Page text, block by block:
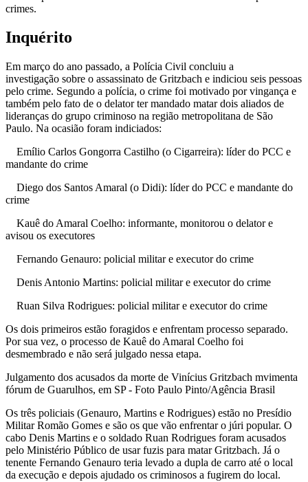
crimes.
Inquérito
Em março do ano passado, a Polícia Civil concluiu a
investigação sobre o assassinato de Gritzbach e indiciou seis pessoas
pelo crime. Segundo a polícia, o crime foi motivado por vingança e
também pelo fato de o delator ter mandado matar dois aliados de
lideranças do grupo criminoso na região metropolitana de São
Paulo. Na ocasião foram indiciados:
Emílio Carlos Gongorra Castilho (o Cigarreira): líder do PCC e
mandante do crime
Diego dos Santos Amaral (o Didi): líder do PCC e mandante do
crime
Kauê do Amaral Coelho: informante, monitorou o delator e
avisou os executores
Fernando Genauro: policial militar e executor do crime
Denis Antonio Martins: policial militar e executor do crime
Ruan Silva Rodrigues: policial militar e executor do crime
Os dois primeiros estão foragidos e enfrentam processo separado.
Por sua vez, o processo de Kauê do Amaral Coelho foi
desmembrado e não será julgado nessa etapa.
Julgamento dos acusados da morte de Vinícius Gritzbach mvimenta
fórum de Guarulhos, em SP - Foto Paulo Pinto/Agência Brasil
Os três policiais (Genauro, Martins e Rodrigues) estão no Presídio
Militar Romão Gomes e são os que vão enfrentar o júri popular. O
cabo Denis Martins e o soldado Ruan Rodrigues foram acusados
pelo Ministério Público de usar fuzis para matar Gritzbach. Já o
tenente Fernando Genauro teria levado a dupla de carro até o local
da execução e depois ajudado os criminosos a fugirem do local.